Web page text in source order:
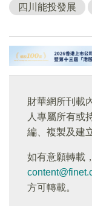
四川能投發展
財華網所刊載
人專屬所有或
編、複製及建
如有意願轉載
方可轉載。